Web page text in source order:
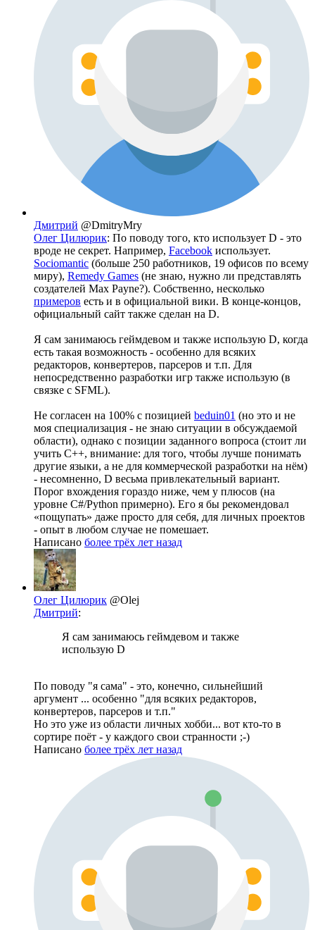
Дмитрий @DmitryMry
Олег Цилюрик: По поводу того, кто использует D - это
вроде не секрет. Например, Facebook использует.
Sociomantic (больше 250 работников, 19 офисов по всему
миру), Remedy Games (не знаю, нужно ли представлять
создателей Max Payne?). Собственно, несколько
примеров есть и в официальной вики. В конце-концов,
официальный сайт также сделан на D.
Я сам занимаюсь геймдевом и также использую D, когда
есть такая возможность - особенно для всяких
редакторов, конвертеров, парсеров и т.п. Для
непосредственно разработки игр также использую (в
связке с SFML).
Не согласен на 100% с позицией beduin01 (но это и не
моя специализация - не знаю ситуации в обсуждаемой
области), однако с позиции заданного вопроса (стоит ли
учить С++, внимание: для того, чтобы лучше понимать
другие языки, а не для коммерческой разработки на нём)
- несомненно, D весьма привлекательный вариант.
Порог вхождения гораздо ниже, чем у плюсов (на
уровне C#/Python примерно). Его я бы рекомендовал
«пощупать» даже просто для себя, для личных проектов
- опыт в любом случае не помешает.
Написано более трёх лет назад
Олег Цилюрик @Olej
Дмитрий:
Я сам занимаюсь геймдевом и также
использую D
По поводу "я сама" - это, конечно, сильнейший
аргумент ... особенно "для всяких редакторов,
конвертеров, парсеров и т.п."
Но это уже из области личных хобби... вот кто-то в
сортире поёт - у каждого свои странности ;-)
Написано более трёх лет назад